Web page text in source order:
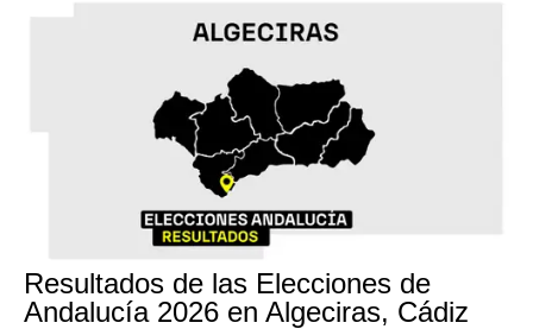
Resultados de las Elecciones de
Andalucía 2026 en Algeciras, Cádiz